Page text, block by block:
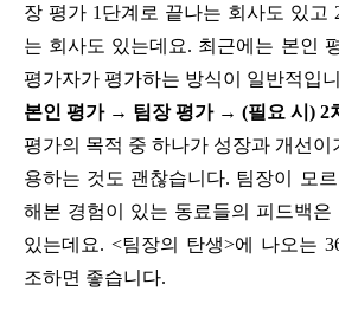
장 평가 1단계로 끝나는 회사도 있고
는 회사도 있는데요. 최근에는 본인
평가자가 평가하는 방식이 일반적입
본인 평가 → 팀장 평가 → (필요 시) 2
평가의 목적 중 하나가 성장과 개선이
용하는 것도 괜찮습니다. 팀장이 모
해본 경험이 있는 동료들의 피드백
있는데요. <팀장의 탄생>에 나오는
조하면 좋습니다.